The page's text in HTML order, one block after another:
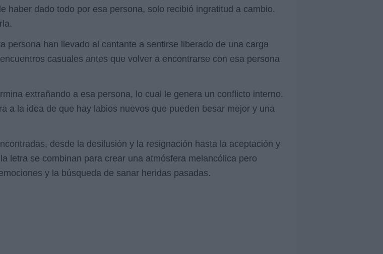
haber dado todo por esa persona, solo recibió ingratitud a cambio.
persona han llevado al cantante a sentirse liberado de una carga
casuales antes que volver a encontrarse con esa persona
extrañando a esa persona, lo cual le genera un conflicto interno.
a la idea de que hay labios nuevos que pueden besar mejor y una
desde la desilusión y la resignación hasta la aceptación y
letra se combinan para crear una atmósfera melancólica pero
y la búsqueda de sanar heridas pasadas.